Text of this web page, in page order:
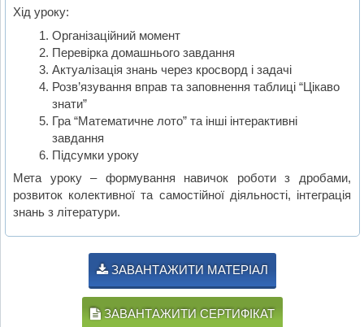
Хід уроку:
Організаційний момент
Перевірка домашнього завдання
Актуалізація знань через кросворд і задачі
Розв’язування вправ та заповнення таблиці “Цікаво
знати”
Гра “Математичне лото” та інші інтерактивні
завдання
Підсумки уроку
Мета уроку – формування навичок роботи з дробами,
розвиток колективної та самостійної діяльності, інтеграція
знань з літератури.
ЗАВАНТАЖИТИ МАТЕРІАЛ
ЗАВАНТАЖИТИ СЕРТИФІКАТ